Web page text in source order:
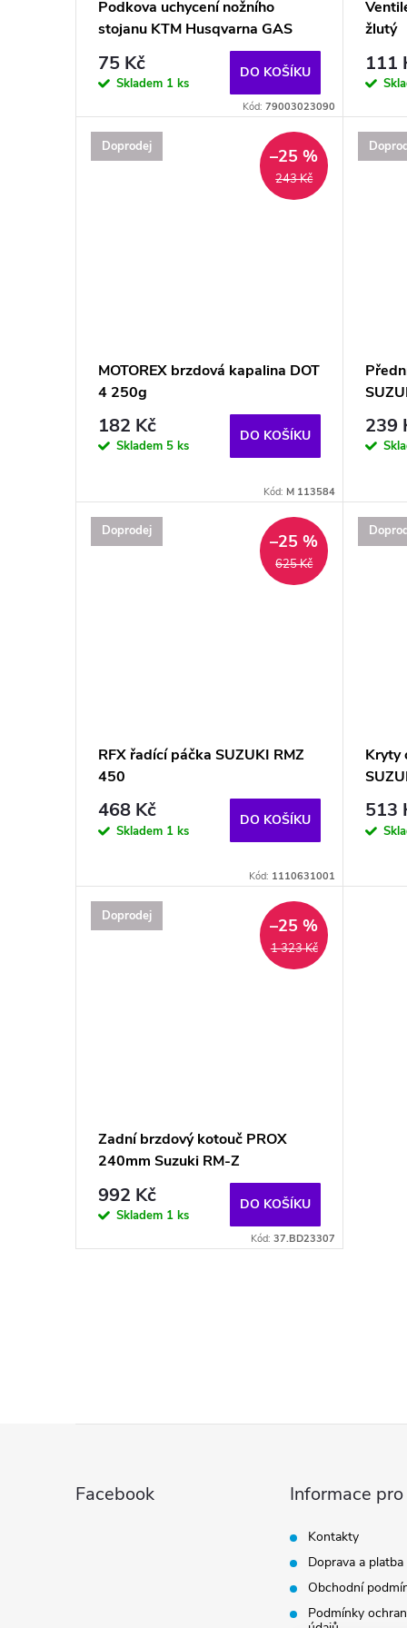
t
ů
d
Podkova uchycení nožního
stojanu KTM Husqvarna GAS
75 Kč
Skladem 1 ks
DO KOŠÍKU
Kód:79003023090
žlutý
111
Doprodej
243 Kč
–25 %
MOTOREX brzdová kapalina DOT
4 250g
182 Kč
Skladem 5 ks
DO KOŠÍKU
Kód: M 113584
239
Doprodej
625 Kč
–25 %
RFX řadící páčka SUZUKI RMZ
450
468 Kč
Skladem 1 ks
DO KOŠÍKU
Kód: 1110631001
Kryty
513
Doprodej
1 323 Kč
–25 %
Zadní brzdový kotouč PROX
240mm Suzuki RM-Z
992 Kč
Skladem 1 ks
DO KOŠÍKU
Kód:37.BD23307
á
a
Facebook Informace pro
Kontakty
Doprava a platba
Obchodní
Podmínky